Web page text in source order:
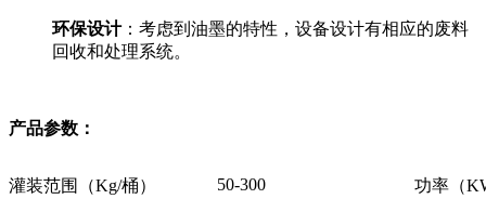
环保设计：考虑到油墨的特性，设备设计有相应的废料
回收和处理系统。
产品参数：
灌装范围（Kg/桶） 50-300 功率